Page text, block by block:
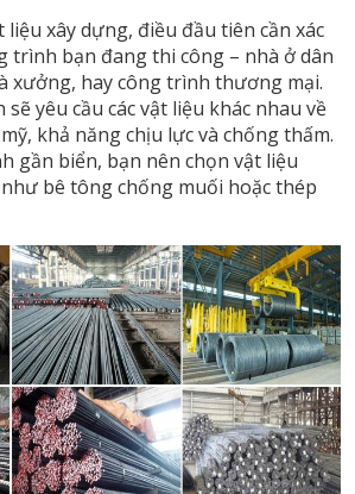
xây dựng, điều đầu tiên cần xác
trình bạn đang thi công – nhà ở dân
xưởng, hay công trình thương mại.
yêu cầu các vật liệu khác nhau về
khả năng chịu lực và chống thấm.
gần biển, bạn nên chọn vật liệu
bê tông chống muối hoặc thép